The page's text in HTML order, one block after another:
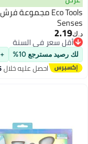
Senses
د.ك‏2.19
أقل سعر في السنة
أقل سعر في السنة
لك رصيد مسترجع 10% + 1
احصل عليه خلال
اغسطس